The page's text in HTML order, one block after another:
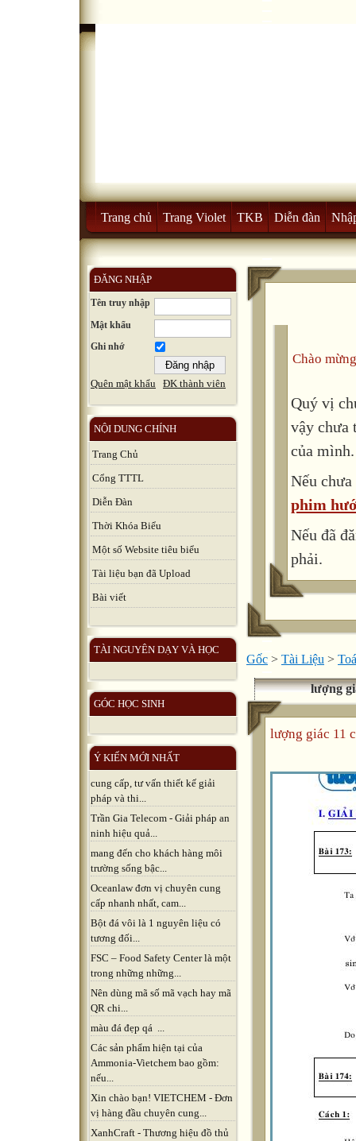
Trang chủ Trang Violet TKB Diễn đàn
ĐĂNG NHẬP
Tên truy nhập
Mật khẩu
Ghi nhớ
Quên mật khẩu ĐK thành viên
NỘI DUNG CHÍNH
Trang Chủ
Cổng TTTL
Diễn Đàn
Thời Khóa Biểu
Một số Website tiêu biểu
Tài liệu bạn đã Upload
Bài viết
TÀI NGUYÊN DẠY VÀ HỌC
GÓC HỌC SINH
Ý KIẾN MỚI NHẤT
cung cấp, tư vấn thiết kế giải
pháp và thi...
Trần Gia Telecom - Giải pháp an
ninh hiệu quả...
mang đến cho khách hàng môi
trường sống bậc...
Oceanlaw đơn vị chuyên cung
cấp nhanh nhất, cam...
Bột đá vôi là 1 nguyên liệu có
tương đối...
FSC – Food Safety Center là một
trong những những...
Nên dùng mã số mã vạch hay mã
QR chi...
màu đá đẹp qá ...
Các sản phẩm hiện tại của
Ammonia-Vietchem bao gồm:
nếu...
Xin chào bạn! VIETCHEM - Đơn
vị hàng đầu chuyên cung...
XanhCraft - Thương hiệu đồ thủ
Chào
Quý vị
vậy chưa
của mình.
Nếu
phim
Nếu đã
phải.
Gốc > Tài Liệu >
lượng
lượng giác 11